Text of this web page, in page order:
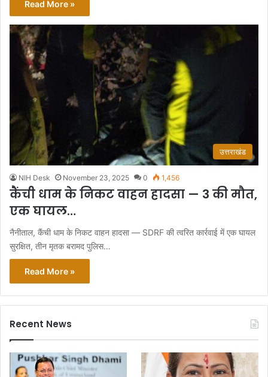
Read More »
उत्तराखंड
NIH Desk November 23, 2025 0 1,456
कैंची धाम के निकट वाहन हादसा — 3 की मौत,
एक घायल…
नैनीताल, कैंची धाम के निकट वाहन हादसा — SDRF की त्वरित कार्रवाई में एक घायल
सुरक्षित, तीन मृतक बरामद पुलिस…
Read More »
Recent News